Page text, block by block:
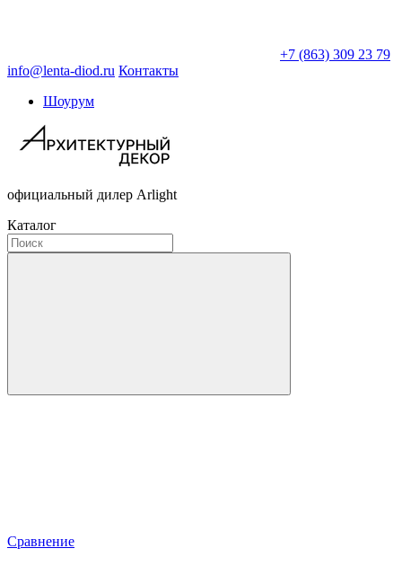
+7 (863) 309 23 79
info@lenta-diod.ru Контакты
Шоурум
официальный дилер Arlight
Каталог
Сравнение